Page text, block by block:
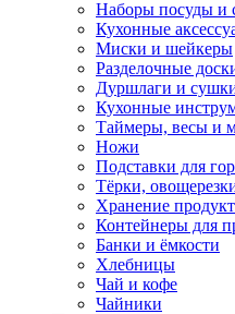
Наборы посуды и
Кухонные
Миски и шейкеры
Разделочные
Дуршлаги и
Кухонные
Таймеры, весы и
Ножи
Подставки для
Тёрки,
Хранение
Контейнеры для
Банки и ёмкости
Хлебницы
Чай и кофе
Чайники